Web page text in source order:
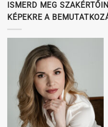
ISMERD MEG
KÉPEKRE A